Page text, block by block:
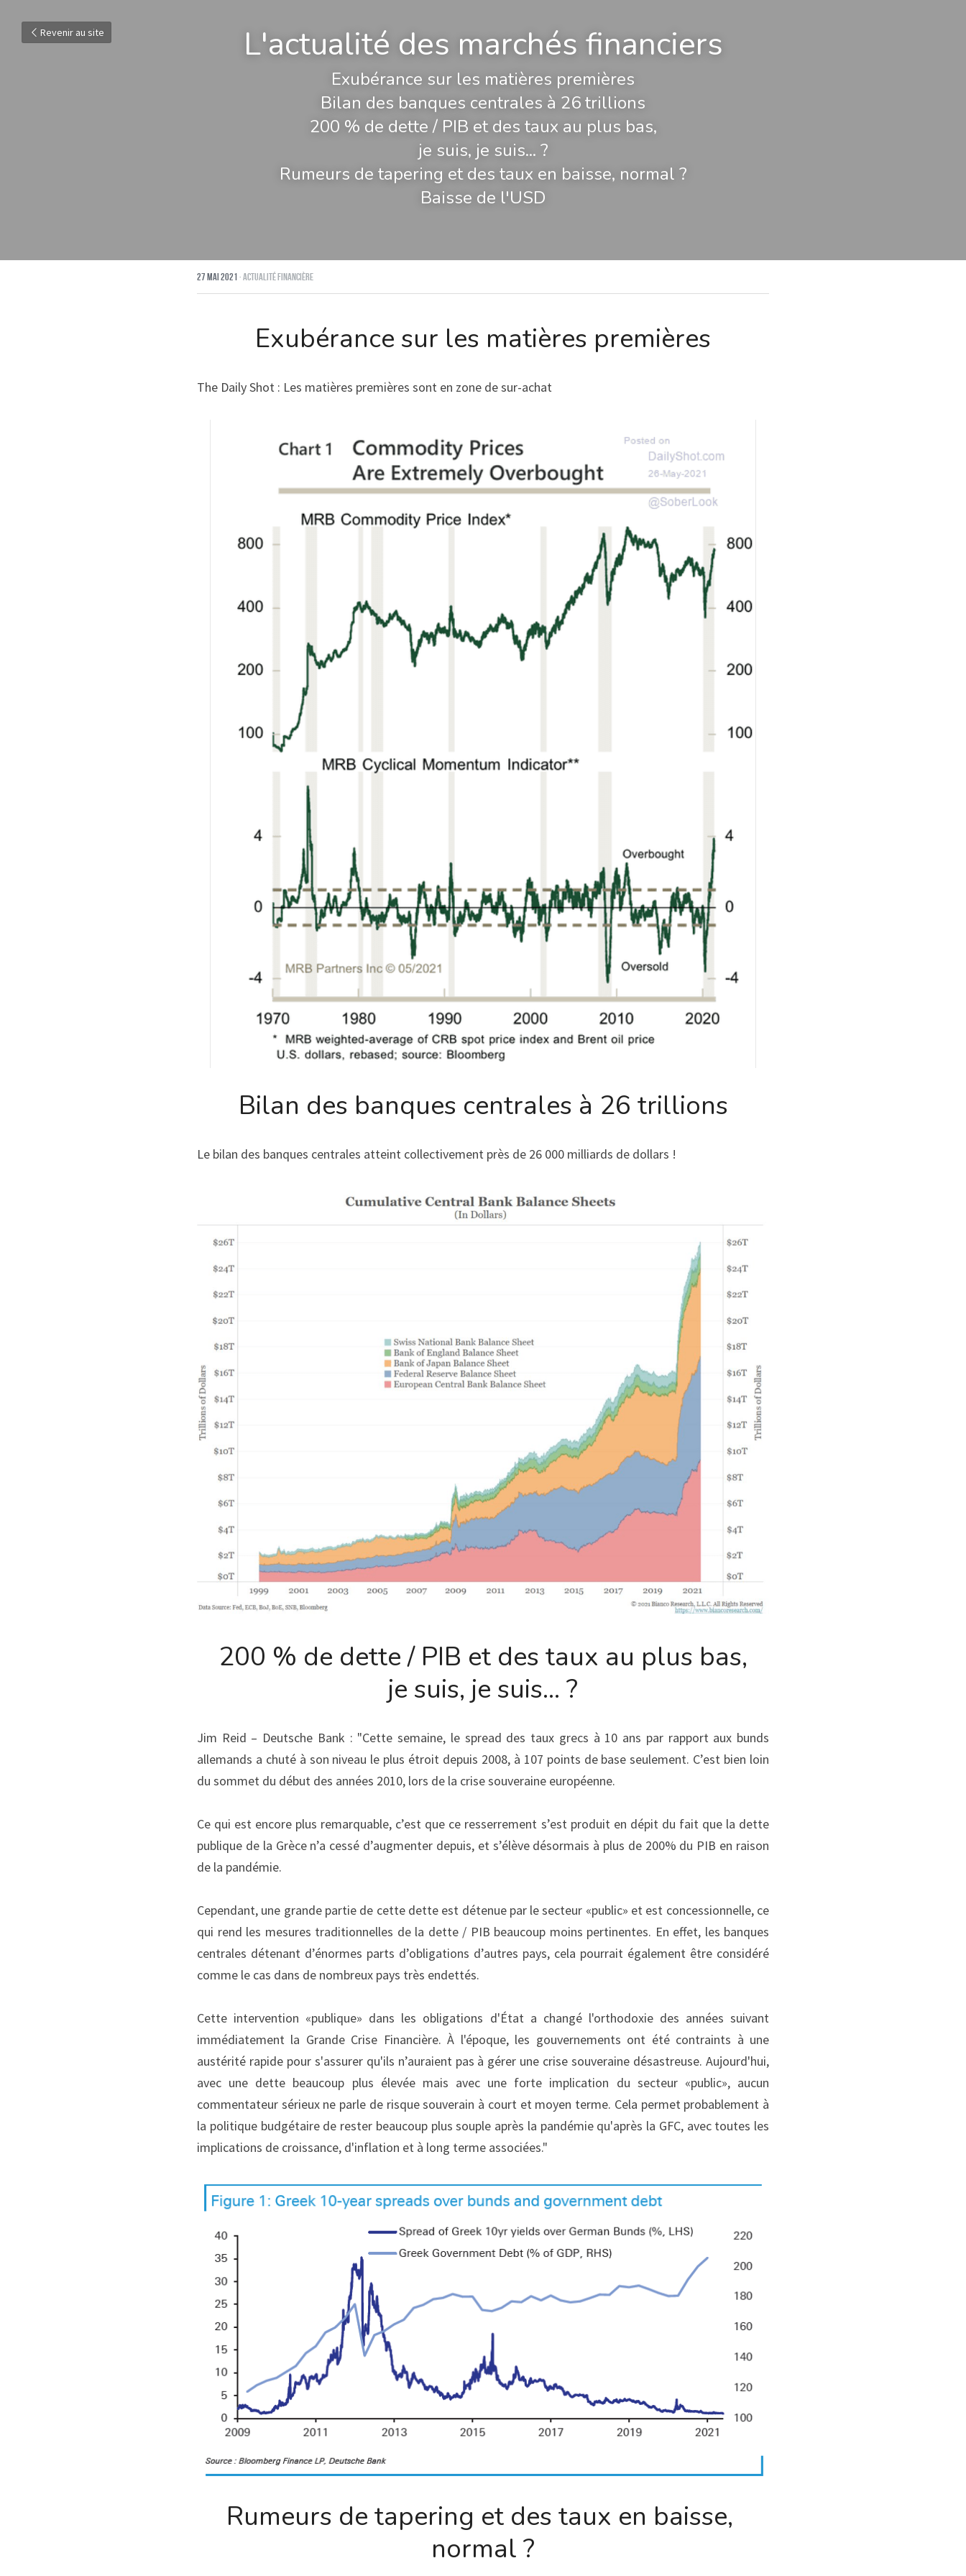
Revenir au site L'actualité des marchés financiers
Exubérance sur les matières premières
Bilan des banques centrales à 26 trillions
200 % de dette / PIB et des taux au plus bas,
je suis, je suis... ?
Rumeurs de tapering et des taux en baisse, normal ?
Baisse de l'USD
27 mai 2021·Actualité financière
Exubérance sur les matières premières
The Daily Shot : Les matières premières sont en zone de sur-achat
Bilan des banques centrales à 26 trillions
Le bilan des banques centrales atteint collectivement près de 26 000 milliards de dollars !
200 % de dette / PIB et des taux au plus bas,
je suis, je suis... ?
Jim Reid – Deutsche Bank : "Cette semaine, le spread des taux grecs à 10 ans par rapport aux bunds
allemands a chuté à son niveau le plus étroit depuis 2008, à 107 points de base seulement. C’est bien loin
du sommet du début des années 2010, lors de la crise souveraine européenne.
Ce qui est encore plus remarquable, c’est que ce resserrement s’est produit en dépit du fait que la dette
publique de la Grèce n’a cessé d’augmenter depuis, et s’élève désormais à plus de 200% du PIB en raison
de la pandémie.
Cependant, une grande partie de cette dette est détenue par le secteur «public» et est concessionnelle, ce
qui rend les mesures traditionnelles de la dette / PIB beaucoup moins pertinentes. En effet, les banques
centrales détenant d’énormes parts d’obligations d’autres pays, cela pourrait également être considéré
comme le cas dans de nombreux pays très endettés.
Cette intervention «publique» dans les obligations d'État a changé l'orthodoxie des années suivant
immédiatement la Grande Crise Financière. À l'époque, les gouvernements ont été contraints à une
austérité rapide pour s'assurer qu'ils n’auraient pas à gérer une crise souveraine désastreuse. Aujourd'hui,
avec une dette beaucoup plus élevée mais avec une forte implication du secteur «public», aucun
commentateur sérieux ne parle de risque souverain à court et moyen terme. Cela permet probablement à
la politique budgétaire de rester beaucoup plus souple après la pandémie qu'après la GFC, avec toutes les
implications de croissance, d'inflation et à long terme associées."
Rumeurs de tapering et des taux en baisse,
normal ?